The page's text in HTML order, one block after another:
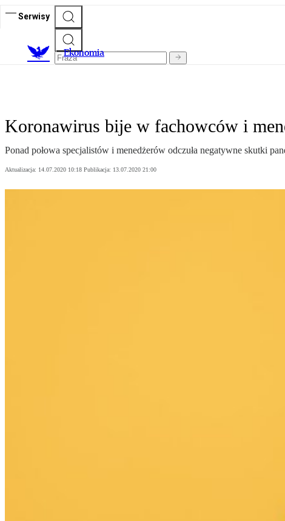
Serwisy
Ekonomia
Koronawirus bije w fachowców i
Ponad połowa specjalistów i menedżerów odczuła negatywne skutki
Aktualizacja: 14.07.2020 10:18 Publikacja: 13.07.2020 21:00